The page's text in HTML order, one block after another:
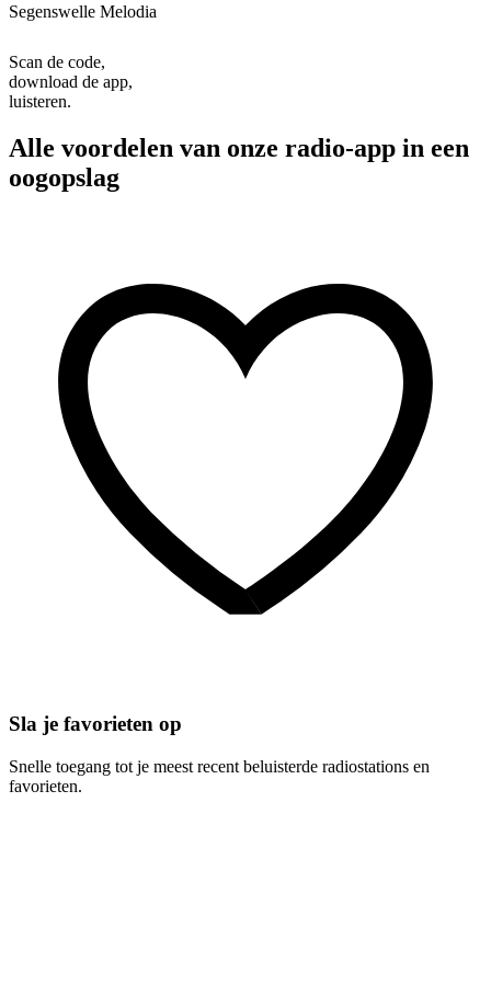
Segenswelle Melodia
Scan de code,
download de app,
luisteren.
Alle voordelen van onze radio-app in een
oogopslag
Sla je favorieten op
Snelle toegang tot je meest recent beluisterde radiostations en
favorieten.